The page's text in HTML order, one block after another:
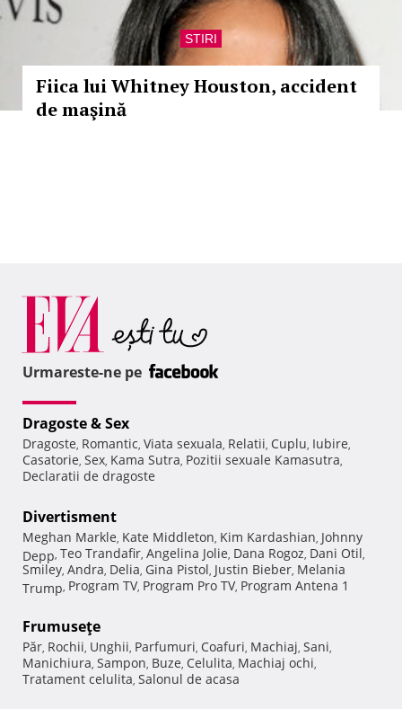
STIRI
Fiica lui Whitney Houston, accident
de maşină
Urmareste-ne pe
Dragoste & Sex
Dragoste, Romantic, Viata sexuala, Relatii, Cuplu, Iubire,
Casatorie, Sex, Kama Sutra, Pozitii sexuale Kamasutra,
Declaratii de dragoste
Divertisment
Meghan Markle, Kate Middleton, Kim Kardashian, Johnny
Depp, Teo Trandafir, Angelina Jolie, Dana Rogoz, Dani Otil,
Smiley, Andra, Delia, Gina Pistol, Justin Bieber, Melania
Trump, Program TV, Program Pro TV, Program Antena 1
Frumuseţe
Păr, Rochii, Unghii, Parfumuri, Coafuri, Machiaj, Sani,
Manichiura, Sampon, Buze, Celulita, Machiaj ochi,
Tratament celulita, Salonul de acasa